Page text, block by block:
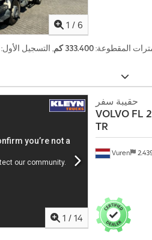
1 / 6
المقطوعة:333.400 كم , التسجيل الأول:
1 / 14
Vuren
حقيبة سفر
VOLVO FL
TR